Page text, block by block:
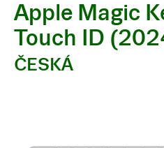
Apple Magic
Touch ID
ČESKÁ